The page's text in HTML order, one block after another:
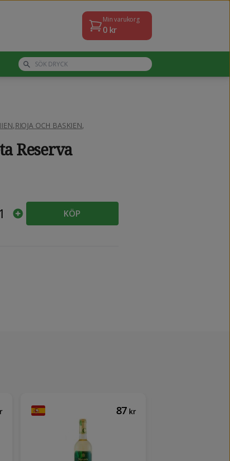
Min varukorg
0kr
,RIOJA OCH BASKIEN,
Reserva
1 KÖP
87 kr